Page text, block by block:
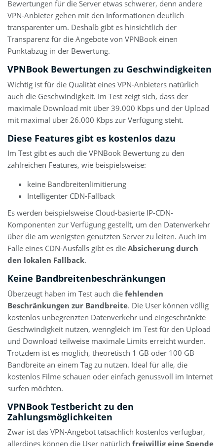
Bewertungen für die Server etwas schwerer, denn andere
VPN-Anbieter gehen mit den Informationen deutlich
transparenter um. Deshalb gibt es hinsichtlich der
Transparenz für die Angebote von VPNBook einen
Punktabzug in der Bewertung.
VPNBook Bewertungen zu Geschwindigkeiten
Wichtig ist für die Qualität eines VPN-Anbieters natürlich
auch die Geschwindigkeit. Im Test zeigt sich, dass der
maximale Download mit über 39.000 Kbps und der Upload
mit maximal über 26.000 Kbps zur Verfügung steht.
Diese Features gibt es kostenlos dazu
Im Test gibt es auch die VPNBook Bewertung zu den
zahlreichen Features, wie beispielsweise:
keine Bandbreitenlimitierung
Intelligenter CDN-Fallback
Es werden beispielsweise Cloud-basierte IP-CDN-
Komponenten zur Verfügung gestellt, um den Datenverkehr
über die am wenigsten genutzten Server zu leiten. Auch im
Falle eines CDN-Ausfalls gibt es die Absicherung durch
den lokalen Fallback.
Keine Bandbreitenbeschränkungen
Überzeugt haben im Test auch die fehlenden
Beschränkungen zur Bandbreite. Die User können völlig
kostenlos unbegrenzten Datenverkehr und eingeschränkte
Geschwindigkeit nutzen, wenngleich im Test für den Upload
und Download teilweise maximale Limits erreicht wurden.
Trotzdem ist es möglich, theoretisch 1 GB oder 100 GB
Bandbreite an einem Tag zu nutzen. Ideal für alle, die
kostenlos Filme schauen oder einfach genussvoll im Internet
surfen möchten.
VPNBook Testbericht zu den
Zahlungsmöglichkeiten
Zwar ist das VPN-Angebot tatsächlich kostenlos verfügbar,
allerdings können die User natürlich freiwillig eine Spende